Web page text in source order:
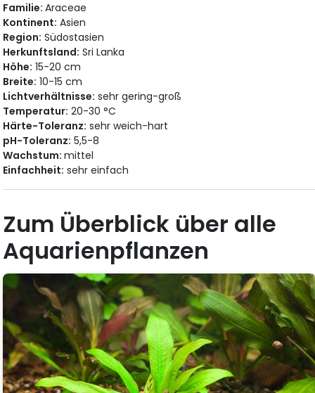
Familie:Araceae
Kontinent: Asien
Region: Südostasien
Herkunftsland: Sri Lanka
Höhe: 15-20 cm
Breite: 10-15 cm
Lichtverhältnisse: sehr gering-groß
Temperatur: 20-30 °C
Härte-Toleranz: sehr weich-hart
pH-Toleranz: 5,5-8
Wachstum:mittel
Einfachheit: sehr einfach
Zum Überblick über alle
Aquarienpflanzen